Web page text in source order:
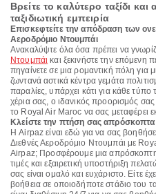
Βρείτε το καλύτερο ταξίδι
ταξιδιωτική εμπειρία
Επισκεφτείτε την απόδραση των
Αεροδρόμιο Ντουμπάι
Ανακαλύψτε όλα όσα πρέπει να
Ντουμπάι και ξεκινήστε την επόμενη
πηγαίνετε σε μια ρομαντική πόλη
ζωντανά αστικά κέντρα γεμάτα
παραλίες, υπάρχει κάτι για κάθε τύπο
χέρια σας, ο ιδανικός προορισμός
το Royal Air Maroc να σας μεταφέρει
Κλείστε την πτήση σας
Η Airpaz είναι εδώ για να σας
Διεθνές Αεροδρόμιο Ντουμπάι με
Airpaz; Προσφέρουμε μια απρόσκοπτη
τιμές και εξαιρετική υποστήριξη
σας είναι ομαλό και ευχάριστο. Είτε
βοήθεια σε οποιοδήποτε στάδιο του